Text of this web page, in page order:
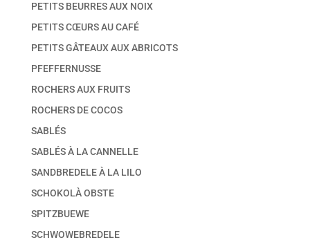
PETITS BEURRES AUX NOIX
PETITS CŒURS AU CAFÉ
PETITS GÂTEAUX AUX ABRICOTS
PFEFFERNUSSE
ROCHERS AUX FRUITS
ROCHERS DE COCOS
SABLÉS
SABLÉS À LA CANNELLE
SANDBREDELE À LA LILO
SCHOKOLÀ OBSTE
SPITZBUEWE
SCHWOWEBREDELE